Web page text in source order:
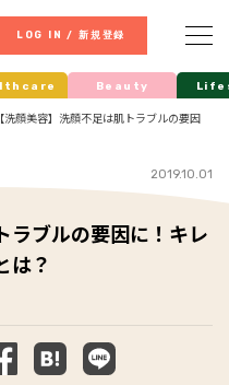
LOG IN / 新規登録
Beauty
【洗顔美容】洗顔不足は肌トラブルの要因
2019.10.01
ラブルの要因に！キレ
は？